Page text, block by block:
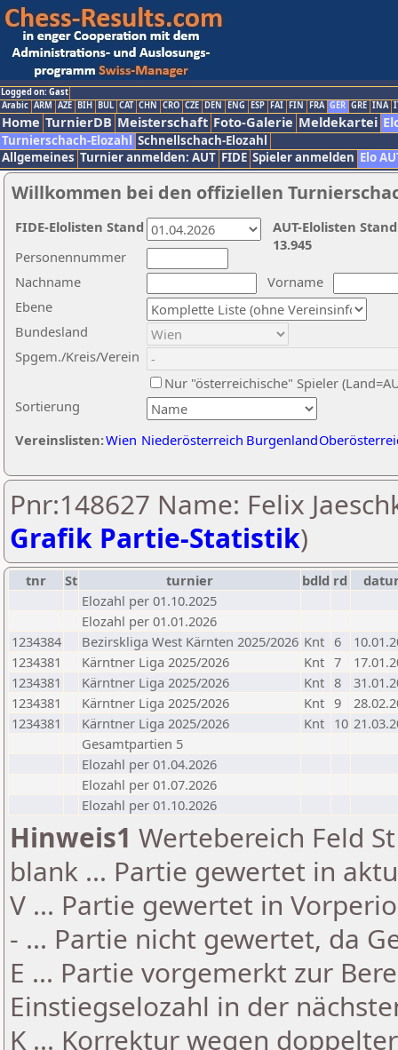
Logged on: Gast
Arabic ARM AZE BIH BUL CAT CHN CRO CZE DEN ENG ESP FAI FIN FRA GER GRE INA
Home TurnierDB Meisterschaft Foto-Galerie Meldekartei
Turnierschach-Elozahl Schnellschach-Elozahl
Allgemeines Turnier anmelden: AUT FIDE Spieler anmelden Elo
Willkommen bei den offiziellen
Nachname
Vorname
Ebene
Sortierung
Personennummer
Bundesland
Spgem./Kreis/Verein
Nur "österreichische" Spieler
Vereinslisten:Wien Niederösterreich Burgenland
AUT-Elolisten
13.945
FIDE-Elolisten Stand
Pnr:148627 Name: Felix
Grafik Partie-Statistik)
tnr St turnier bdld rd
Elozahl per 01.10.2025
Elozahl per 01.01.2026
1234384
Bezirskliga West Kärnten 2025/2026 Knt 6
1234381
Kärntner Liga 2025/2026 Knt 7
1234381
Kärntner Liga 2025/2026 Knt 8
1234381
Kärntner Liga 2025/2026 Knt 9
1234381
Kärntner Liga 2025/2026 Knt 10
Gesamtpartien 5
Elozahl per 01.04.2026
Elozahl per 01.07.2026
Elozahl per 01.10.2026
Hinweis1 Wertebereich Feld
blank ... Partie gewertet in
V ... Partie gewertet in
- ... Partie nicht gewertet, da
E ... Partie vorgemerkt zur
Einstiegselozahl in der
K ... Korrektur wegen